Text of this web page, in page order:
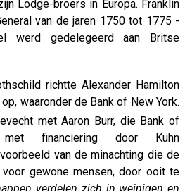
Lodge-broers in Europa. Franklin
van de jaren 1750 tot 1775 -
werd gedelegeerd aan Britse
richtte Alexander Hamilton
waaronder de Bank of New York.
met Aaron Burr, die Bank of
met financiering door Kuhn
van de minachting die de
gewone mensen, door ooit te